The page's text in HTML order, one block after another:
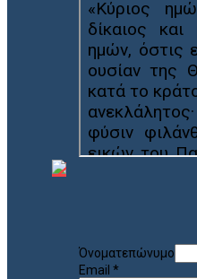
Όνοματεπώνυμο
Email *